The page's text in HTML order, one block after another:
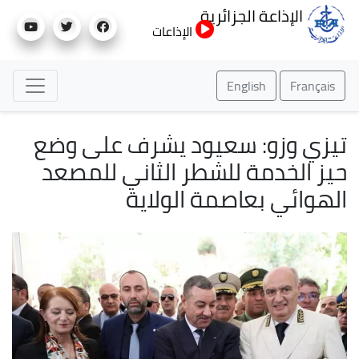
إلى
الإذاعة الجزائرية
الإذاعات
Français
English
تيزي وزو: سعيود يشرف على وضع
حيز الخدمة للشطر الثاني للمصعد
الهوائي بعاصمة الولاية